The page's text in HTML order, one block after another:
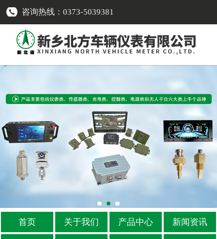
咨询热线：0373-5039381
首页 关于我们 产品中心 新闻资讯